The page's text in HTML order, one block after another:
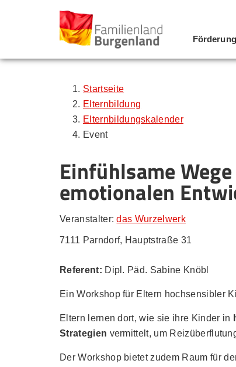
Zum Inhalt
Zum Menü
Startseite
Elternbildung
Elternbildungskalender
Event
Einfühlsame
emotionalen
Veranstalter:das Wurzelwerk
7111 Parndorf, Hauptstraße 31
Referent: Dipl. Päd. Sabine Knöbl
Ein Workshop für Eltern hochsensibler
Eltern lernen dort, wie sie ihre Kinder in
Strategien vermittelt, um
Der Workshop bietet zudem Raum für